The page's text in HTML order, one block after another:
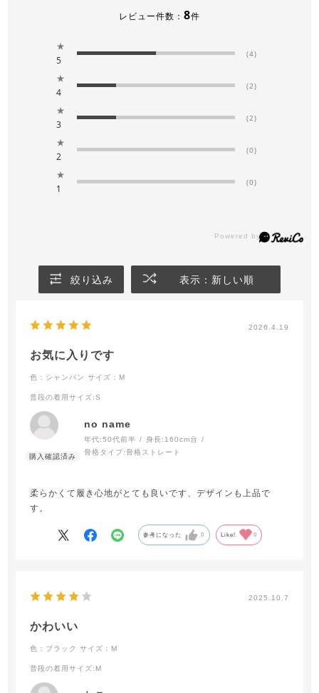
レビュー件数： 8件
★
5
(4)
★
4
(2)
★
3
(2)
★
2
(0)
★
1
(0)
絞り込み 表示：新しい順
2026.4.19
お気に入りです
色：シャンパン サイズ：M
普段の着用サイズ:S
no name
年代:50代前半 身長: 160cm台
骨格タイプ:骨格ストレート
柔らかくて履き心地がとても良いです、デザインも上品で
す。
参考になった 0 Like! 0
2025.10.7
かわいい
色：ブラック サイズ：M
普段の着用サイズ:M